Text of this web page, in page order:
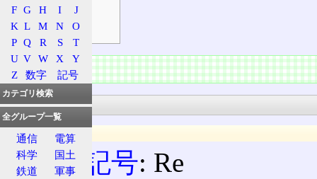
主な化合物
前後の元素
情報
基本情報
一般情報
元素記号: Re
F G H I
J
K L M N
O
P Q R S
T
U V W X
Y
Z
数字 記号
カテゴリ検索
全グループ一覧
通信
電算
科学
国土
鉄道
軍事